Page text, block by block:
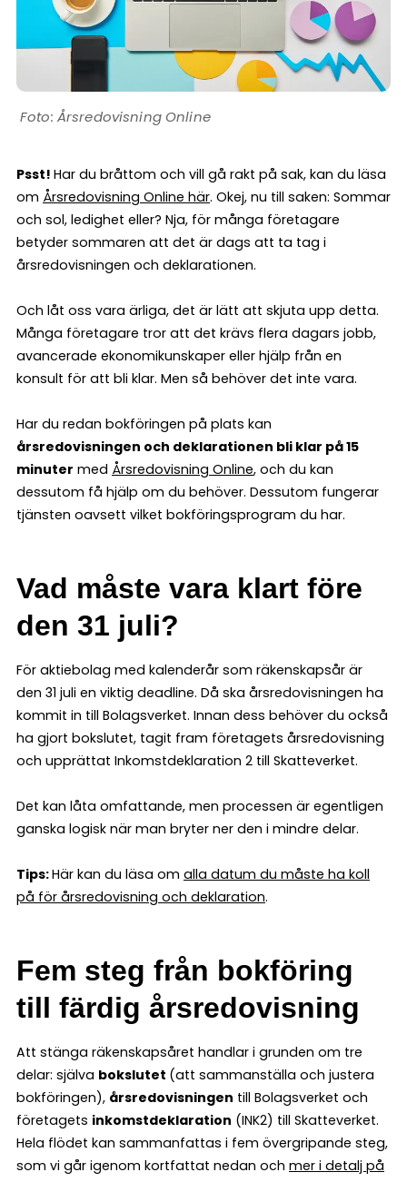
Årsredovisning Online
Psst! Har du bråttom och vill gå rakt på sak, kan du läsa
om Årsredovisning Online här. Okej, nu till saken: Sommar
och sol, ledighet eller? Nja, för många företagare
betyder sommaren att det är dags att ta tag i
årsredovisningen och deklarationen.
Och låt oss vara ärliga, det är lätt att skjuta upp detta.
Många företagare tror att det krävs flera dagars jobb,
avancerade ekonomikunskaper eller hjälp från en
konsult för att bli klar. Men så behöver det inte vara.
Har du redan bokföringen på plats kan
årsredovisningen och deklarationen bli klar på 15
minuter med Årsredovisning Online, och du kan
dessutom få hjälp om du behöver. Dessutom fungerar
tjänsten oavsett vilket bokföringsprogram du har.
Vad måste vara klart före
den 31 juli?
För aktiebolag med kalenderår som räkenskapsår är
den 31 juli en viktig deadline. Då ska årsredovisningen ha
kommit in till Bolagsverket. Innan dess behöver du också
ha gjort bokslutet, tagit fram företagets årsredovisning
och upprättat Inkomstdeklaration 2 till Skatteverket.
Det kan låta omfattande, men processen är egentligen
ganska logisk när man bryter ner den i mindre delar.
Tips:Här kan du läsa om alla datum du måste ha koll
på för årsredovisning och deklaration.
Fem steg från bokföring
till färdig årsredovisning
Att stänga räkenskapsåret handlar i grunden om tre
delar: själva bokslutet (att sammanställa och justera
bokföringen), årsredovisningen till Bolagsverket och
företagets inkomstdeklaration (INK2) till Skatteverket.
Hela flödet kan sammanfattas i fem övergripande steg,
som vi går igenom kortfattat nedan och mer i detalj på